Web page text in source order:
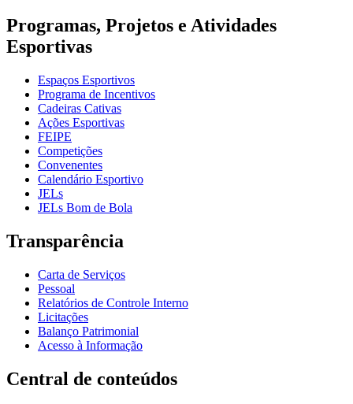
Programas, Projetos e Atividades
Esportivas
Espaços Esportivos
Programa de Incentivos
Cadeiras Cativas
Ações Esportivas
FEIPE
Competições
Convenentes
Calendário Esportivo
JELs
JELs Bom de Bola
Transparência
Carta de Serviços
Pessoal
Relatórios de Controle Interno
Licitações
Balanço Patrimonial
Acesso à Informação
Central de conteúdos